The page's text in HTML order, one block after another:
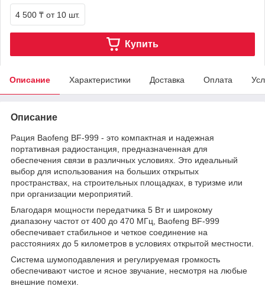
4 500 ₸ от 10 шт.
Купить
Описание Характеристики Доставка Оплата
Описание
Рация Baofeng BF-999 - это компактная и надежная
портативная радиостанция, предназначенная для
обеспечения связи в различных условиях. Это идеальный
выбор для использования на больших открытых
пространствах, на строительных площадках, в туризме или
при организации мероприятий.
Благодаря мощности передатчика 5 Вт и широкому
диапазону частот от 400 до 470 МГц, Baofeng BF-999
обеспечивает стабильное и четкое соединение на
расстояниях до 5 километров в условиях открытой местности.
Система шумоподавления и регулируемая громкость
обеспечивают чистое и ясное звучание, несмотря на любые
внешние помехи.